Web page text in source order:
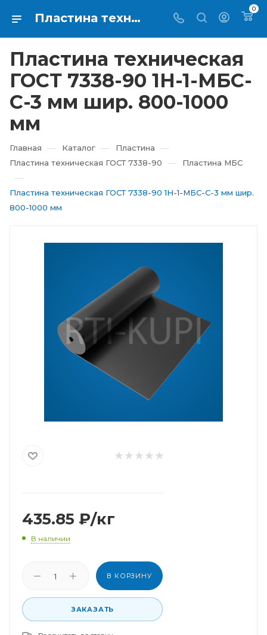
Пластина техническая ГОСТ 7338-90 1Н-1-МБС-С-3 мм шир. 800-1000 мм купить в Екатеринбурге ⇨ RTI-KUPI
0
Пластина техническая
ГОСТ 7338-90 1Н-1-МБС-
С-3 мм шир. 800-1000
мм
Главная — Каталог — Пластина —
Пластина техническая ГОСТ 7338-90 — Пластина МБС
—
Пластина техническая ГОСТ 7338-90 1Н-1-МБС-С-3 мм шир.
800-1000 мм
435.85 ₽/кг
В наличии
В КОРЗИНУ
ЗАКАЗАТЬ
Спасибо за заказ!